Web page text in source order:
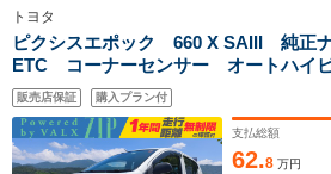
トヨタ
ピクシスエポック 660 X SAIII 純正
ETC コーナーセンサー オートハイ
キ アイドリングストップ レーンキ
車 距離3.6万キロ 車検9年12月まで
販売店保証 購入プラン付
支払総額
62.8 万円